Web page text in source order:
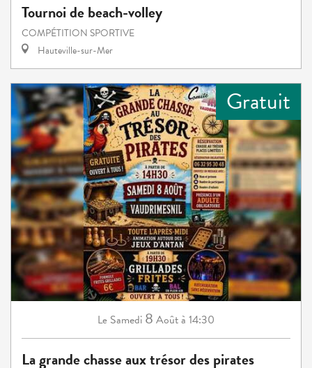
Tournoi de beach-volley
COMPÉTITION SPORTIVE
Hauteville-sur-Mer
Gratuit
Le Samedi 8 Aoûtà 14:30
La grande chasse aux trésor des pirates